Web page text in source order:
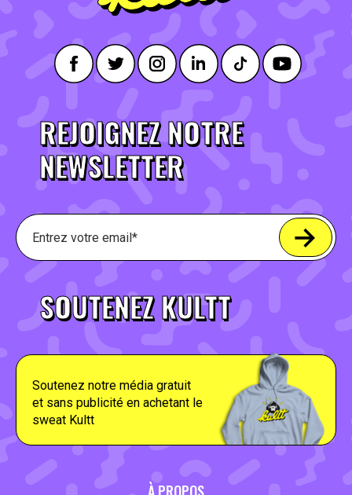
REJOIGNEZ NOTRE
NEWSLETTER
SOUTENEZ KULTT
Soutenez notre média gratuit
et sans publicité en achetant le
sweat Kultt